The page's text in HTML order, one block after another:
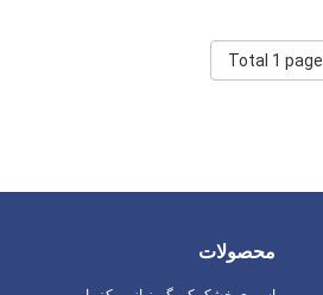
Total 1 page
محصولات